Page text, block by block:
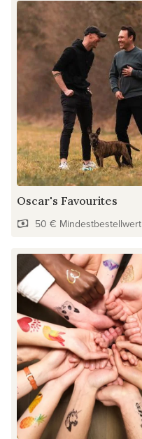
Oscar's Favourites
50 € Mindestbestellwert